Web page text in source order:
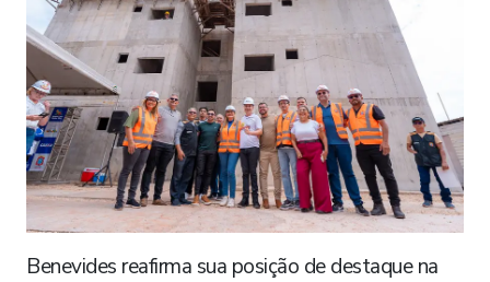
Benevides reafirma sua posição de destaque na